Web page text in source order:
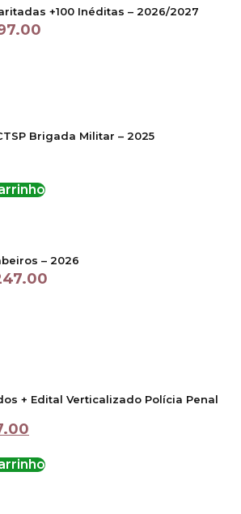
+100 Inéditas – 2026/2027
Brigada Militar – 2025
– 2026
+ Edital Verticalizado Polícia Penal